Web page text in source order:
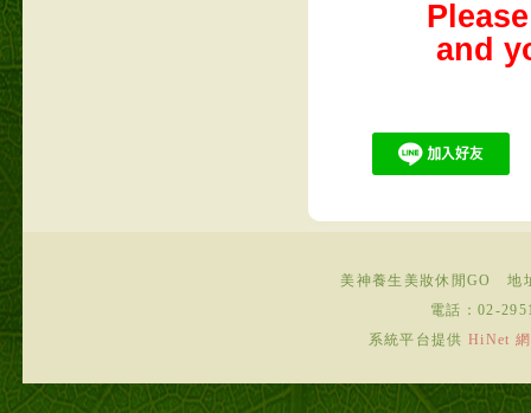
and
美神養生美妝休閒GO
地
電話： 02-
系統平台提供HiNet